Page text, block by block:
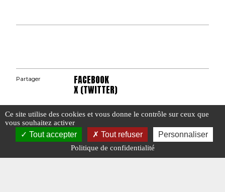
Partager FACEBOOK
X (TWITTER)
Ce site utilise des cookies et vous donne le contrôle sur ceux que
vous souhaitez activer
Tout accepter Tout refuser Personnaliser
Politique de confidentialité